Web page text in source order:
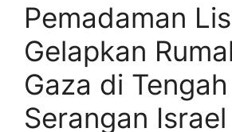
Pemadaman
Gelapkan
Gaza di Tengah
Serangan Israel